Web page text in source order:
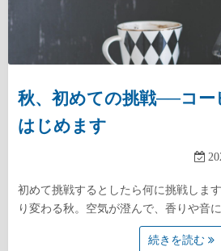
秋、初めての挑戦──コー
はじめます
初めて挑戦するとしたら何に挑戦しま
り変わる秋。空気が澄んで、香りや音
続きを読む